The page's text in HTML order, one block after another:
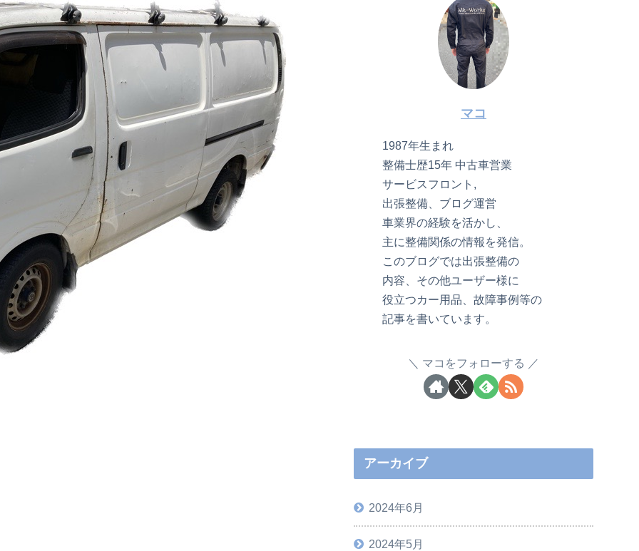
マコ
1987年生まれ
整備士歴15年 中古車営業
サービスフロント,
出張整備、ブログ運営
車業界の経験を活かし、
主に整備関係の情報を発信。
このブログでは出張整備の
内容、その他ユーザー様に
役立つカー用品、故障事例等の
記事を書いています。
マコをフォローする
アーカイブ
2024年6月
2024年5月